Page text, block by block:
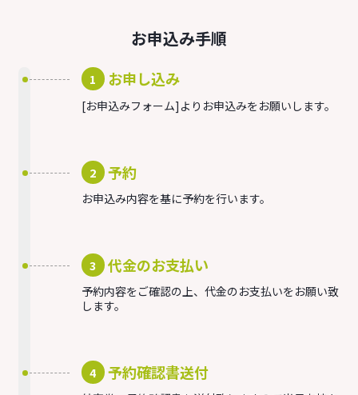
お申込み手順
1 お申し込み
[お申込みフォーム]よりお申込みをお願いします。
2 予約
お申込み内容を基に予約を行います。
3 代金のお支払い
予約内容をご確認の上、代金のお支払いをお願い致
します。
4 予約確認書送付